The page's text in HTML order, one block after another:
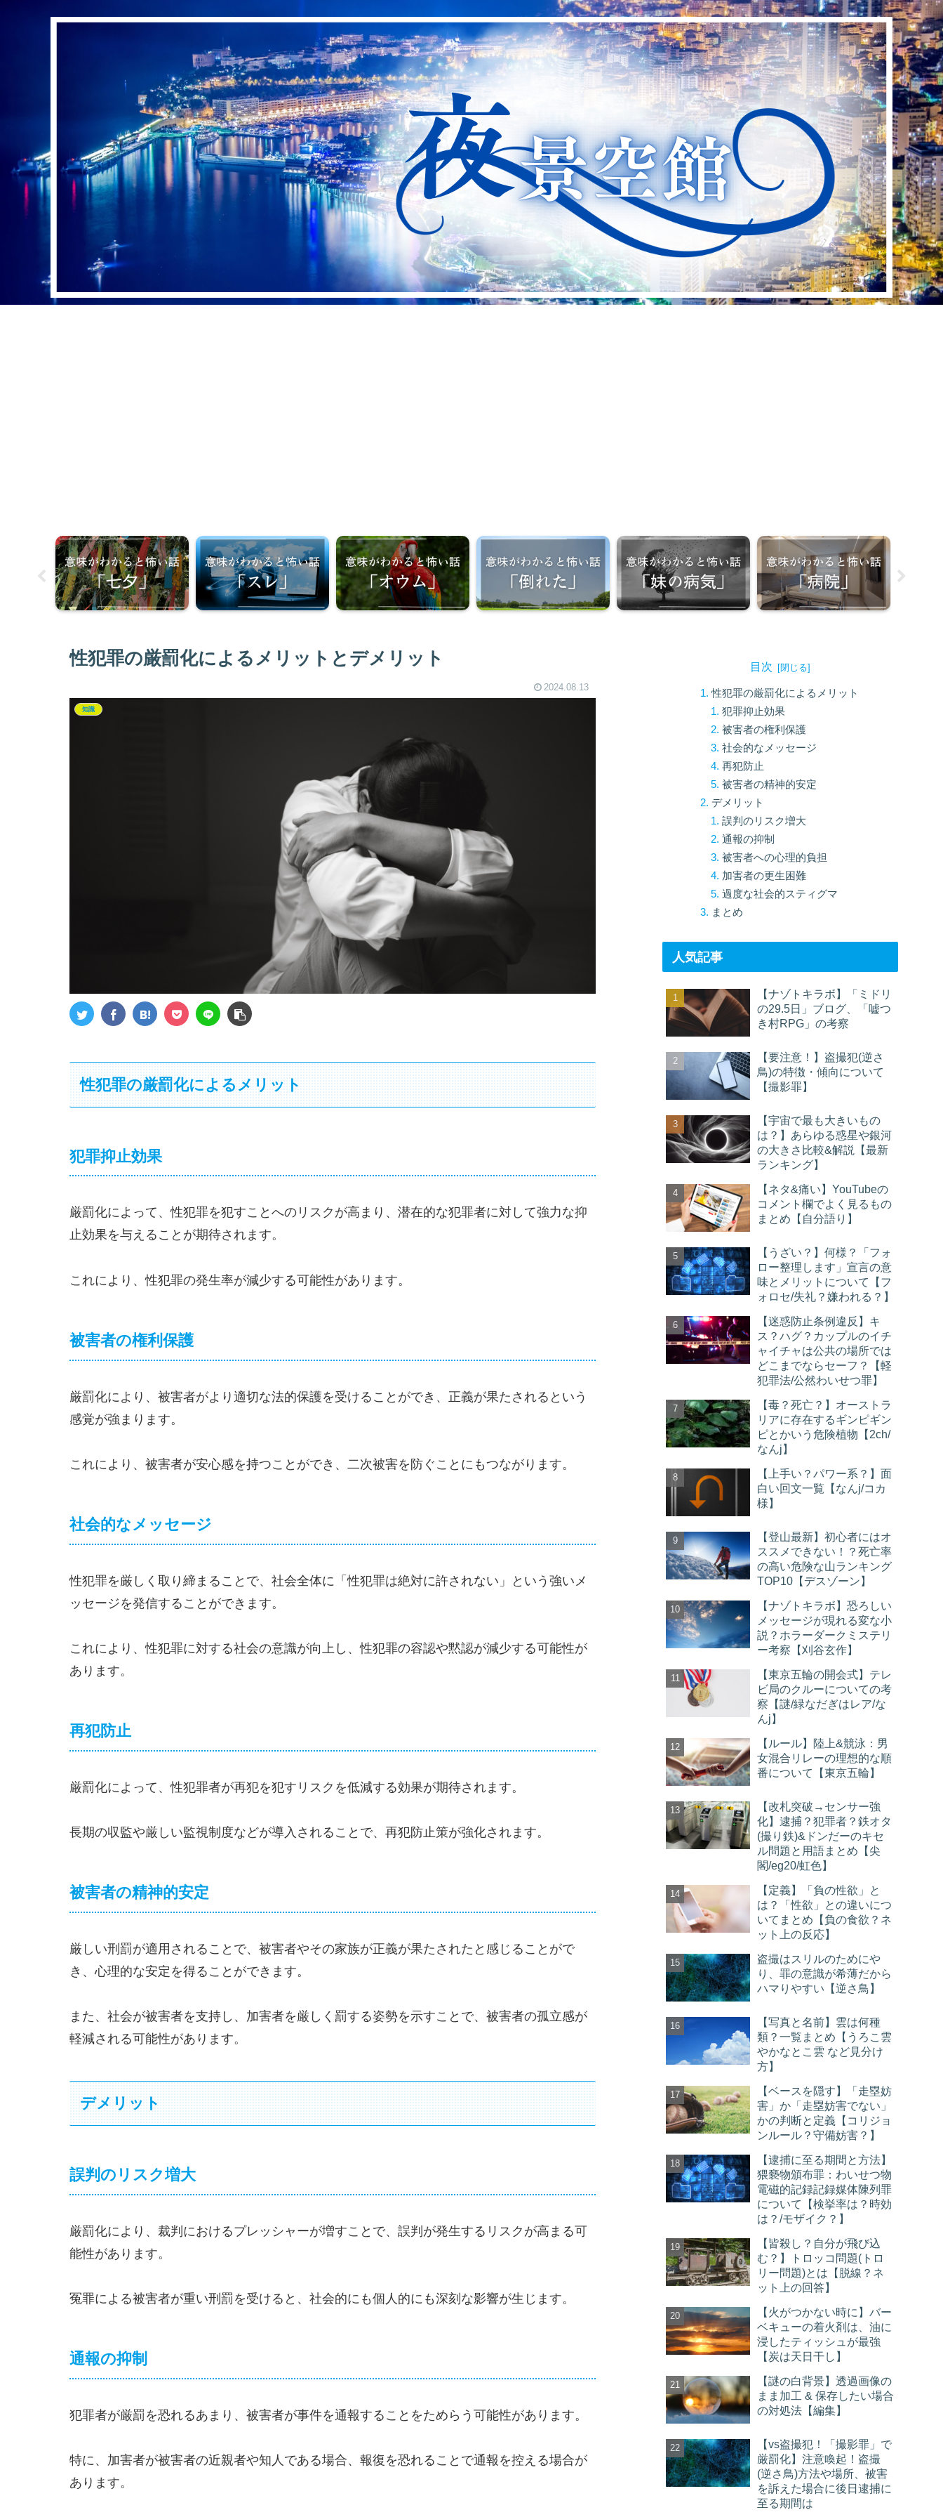
性犯罪の厳罰化によるメリットとデメリット
2024.08.13
知識
性犯罪の厳罰化によるメリット
犯罪抑止効果
厳罰化によって、性犯罪を犯すことへのリスクが高まり、潜在的な犯罪者に対して強力な抑
止効果を与えることが期待されます。
これにより、性犯罪の発生率が減少する可能性があります。
被害者の権利保護
厳罰化により、被害者がより適切な法的保護を受けることができ、正義が果たされるという
感覚が強まります。
これにより、被害者が安心感を持つことができ、二次被害を防ぐことにもつながります。
社会的なメッセージ
性犯罪を厳しく取り締まることで、社会全体に「性犯罪は絶対に許されない」という強いメ
ッセージを発信することができます。
これにより、性犯罪に対する社会の意識が向上し、性犯罪の容認や黙認が減少する可能性が
あります。
再犯防止
厳罰化によって、性犯罪者が再犯を犯すリスクを低減する効果が期待されます。
長期の収監や厳しい監視制度などが導入されることで、再犯防止策が強化されます。
被害者の精神的安定
厳しい刑罰が適用されることで、被害者やその家族が正義が果たされたと感じることがで
き、心理的な安定を得ることができます。
また、社会が被害者を支持し、加害者を厳しく罰する姿勢を示すことで、被害者の孤立感が
軽減される可能性があります。
デメリット
誤判のリスク増大
厳罰化により、裁判におけるプレッシャーが増すことで、誤判が発生するリスクが高まる可
能性があります。
冤罪による被害者が重い刑罰を受けると、社会的にも個人的にも深刻な影響が生じます。
通報の抑制
犯罪者が厳罰を恐れるあまり、被害者が事件を通報することをためらう可能性があります。
特に、加害者が被害者の近親者や知人である場合、報復を恐れることで通報を控える場合が
あります。
目次
性犯罪の厳罰化によるメリット
犯罪抑止効果
被害者の権利保護
社会的なメッセージ
再犯防止
被害者の精神的安定
デメリット
誤判のリスク増大
通報の抑制
被害者への心理的負担
加害者の更生困難
過度な社会的スティグマ
まとめ
人気記事
【ナゾトキラボ】「ミドリ
の29.5日」ブログ、「嘘つ
き村RPG」の考察
【要注意！】盗撮犯(逆さ
鳥)の特徴・傾向について
【撮影罪】
【宇宙で最も大きいもの
は？】あらゆる惑星や銀河
の大きさ比較&解説【最新
ランキング】
【ネタ&痛い】YouTubeの
コメント欄でよく見るもの
まとめ【自分語り】
【うざい？】何様？「フォ
ロー整理します」宣言の意
味とメリットについて【フ
ォロセ/失礼？嫌われる？】
【迷惑防止条例違反】キ
ス？ハグ？カップルのイチ
ャイチャは公共の場所では
どこまでならセーフ？【軽
犯罪法/公然わいせつ罪】
【毒？死亡？】オーストラ
リアに存在するギンピギン
ピとかいう危険植物【2ch/
なんj】
【上手い？パワー系？】面
白い回文一覧【なんj/コカ
様】
【登山最新】初心者にはオ
ススメできない！？死亡率
の高い危険な山ランキング
TOP10【デスゾーン】
【ナゾトキラボ】恐ろしい
メッセージが現れる変な小
説？ホラーダークミステリ
ー考察【刈谷玄作】
【東京五輪の開会式】テレ
ビ局のクルーについての考
察【謎/緑なだぎはレア/な
んj】
【ルール】陸上&競泳：男
女混合リレーの理想的な順
番について【東京五輪】
【改札突破→センサー強
化】逮捕？犯罪者？鉄オタ
(撮り鉄)&ドンだーのキセ
ル問題と用語まとめ【尖
閣/eg20/虹色】
【定義】「負の性欲」と
は？「性欲」との違いにつ
いてまとめ【負の食欲？ネ
ット上の反応】
盗撮はスリルのためにや
り、罪の意識が希薄だから
ハマりやすい【逆さ鳥】
【写真と名前】雲は何種
類？一覧まとめ【うろこ雲
やかなとこ雲 など見分け
方】
【ベースを隠す】「走塁妨
害」か「走塁妨害でない」
かの判断と定義【コリジョ
ンルール？守備妨害？】
【逮捕に至る期間と方法】
猥褻物頒布罪：わいせつ物
電磁的記録記録媒体陳列罪
について【検挙率は？時効
は？/モザイク？】
【皆殺し？自分が飛び込
む？】トロッコ問題(トロ
リー問題)とは【脱線？ネ
ット上の回答】
【火がつかない時に】バー
ベキューの着火剤は、油に
浸したティッシュが最強
【炭は天日干し】
【謎の白背景】透過画像の
まま加工 & 保存したい場合
の対処法【編集】
【vs盗撮犯！「撮影罪」で
厳罰化】注意喚起！盗撮
(逆さ鳥)方法や場所、被害
を訴えた場合に後日逮捕に
至る期間は